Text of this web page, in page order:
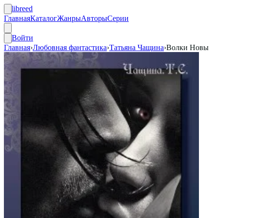
libreed
ГлавнаяКаталогЖанрыАвторыСерии
Войти
Главная›Любовная фантастика›Татьяна Чащина›Волки Новы